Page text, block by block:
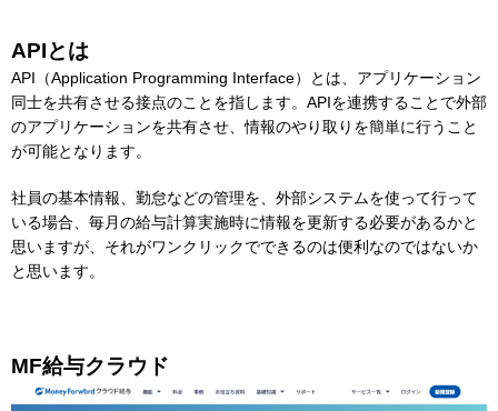
APIとは
API（Application Programming Interface）とは、アプリケーション
同士を共有させる接点のことを指します。APIを連携することで外部
のアプリケーションを共有させ、情報のやり取りを簡単に行うこと
が可能となります。
社員の基本情報、勤怠などの管理を、外部システムを使って行って
いる場合、毎月の給与計算実施時に情報を更新する必要があるかと
思いますが、それがワンクリックでできるのは便利なのではないか
と思います。
MF給与クラウド